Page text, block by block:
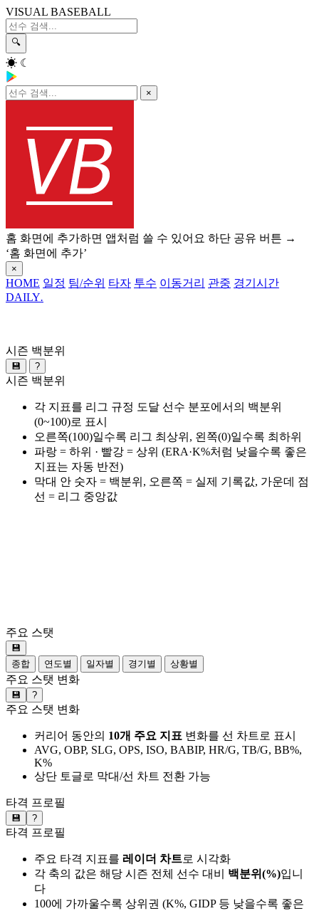
VISUAL BASEBALL
🔍
☀ ☾
×
홈 화면에 추가하면 앱처럼 쓸 수 있어요 하단 공유 버튼 →
‘홈 화면에 추가’
×
HOME 일정 팀/순위 타자 투수 이동거리 관중 경기시간
DAILY.
시즌 백분위
💾 ?
시즌 백분위
각 지표를 리그 규정 도달 선수 분포에서의 백분위
(0~100)로 표시
오른쪽(100)일수록 리그 최상위, 왼쪽(0)일수록 최하위
파랑 = 하위 · 빨강 = 상위 (ERA·K%처럼 낮을수록 좋은
지표는 자동 반전)
막대 안 숫자 = 백분위, 오른쪽 = 실제 기록값, 가운데 점
선 = 리그 중앙값
주요 스탯
💾
종합
연도별 일자별 경기별 상황별
주요 스탯 변화
💾 ?
주요 스탯 변화
커리어 동안의 10개 주요 지표 변화를 선 차트로 표시
AVG, OBP, SLG, OPS, ISO, BABIP, HR/G, TB/G, BB%,
K%
상단 토글로 막대/선 차트 전환 가능
타격 프로필
💾 ?
타격 프로필
주요 타격 지표를 레이더 차트로 시각화
각 축의 값은 해당 시즌 전체 선수 대비 백분위(%)입니
다
100에 가까울수록 상위권 (K%, GIDP 등 낮을수록 좋은